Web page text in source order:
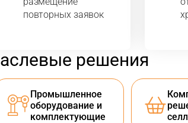
повторных заявок
решения
Промышленное
оборудование и
комплектующие